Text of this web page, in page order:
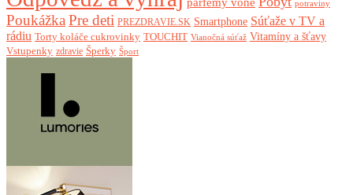
potraviny
Poukážka Pre deti PREZDRAVIE.SK Smartphone Súťaže v TV a
rádiu Torty koláče cukrovinky TOUCHIT Vianočná súťaž Vitamíny a šťavy
Vstupenky zdravie Šperky Šport